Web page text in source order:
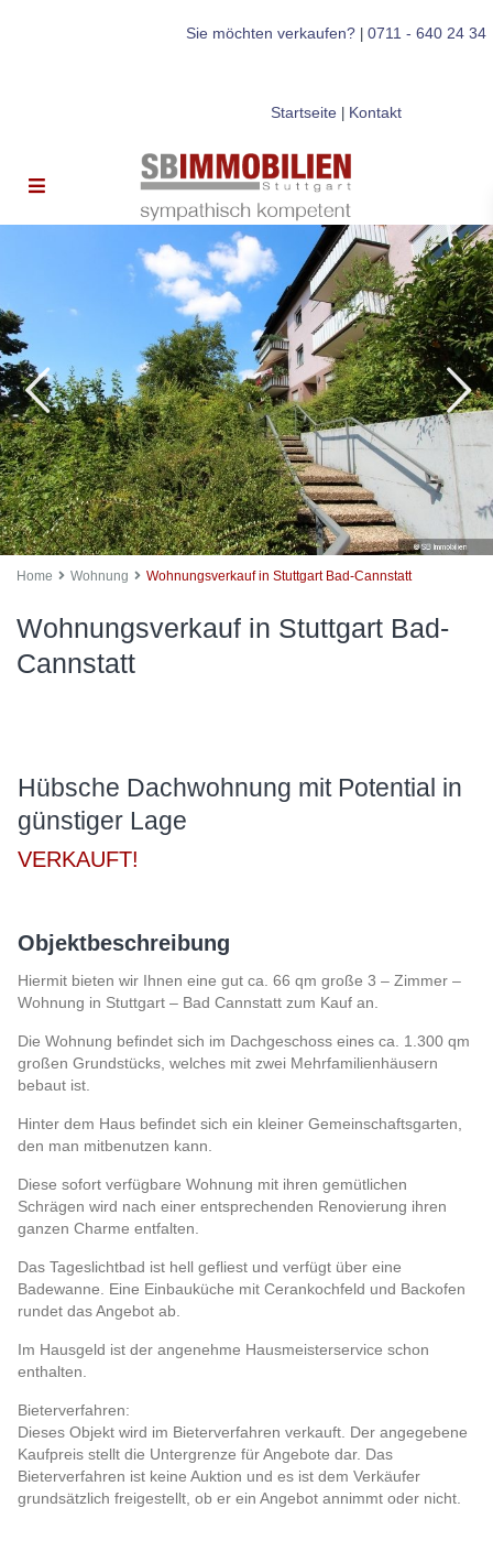
Sie möchten verkaufen?| 0711 - 640 24 34
Startseite| Kontakt
Home Wohnung Wohnungsverkauf in Stuttgart Bad-Cannstatt
Wohnungsverkauf in Stuttgart Bad-
Cannstatt
Hübsche Dachwohnung mit Potential in
günstiger Lage
VERKAUFT!
Objektbeschreibung
Hiermit bieten wir Ihnen eine gut ca. 66 qm große 3 – Zimmer –
Wohnung in Stuttgart – Bad Cannstatt zum Kauf an.
Die Wohnung befindet sich im Dachgeschoss eines ca. 1.300 qm
großen Grundstücks, welches mit zwei Mehrfamilienhäusern
bebaut ist.
Hinter dem Haus befindet sich ein kleiner Gemeinschaftsgarten,
den man mitbenutzen kann.
Diese sofort verfügbare Wohnung mit ihren gemütlichen
Schrägen wird nach einer entsprechenden Renovierung ihren
ganzen Charme entfalten.
Das Tageslichtbad ist hell gefliest und verfügt über eine
Badewanne. Eine Einbauküche mit Cerankochfeld und Backofen
rundet das Angebot ab.
Im Hausgeld ist der angenehme Hausmeisterservice schon
enthalten.
Bieterverfahren:
Dieses Objekt wird im Bieterverfahren verkauft. Der angegebene
Kaufpreis stellt die Untergrenze für Angebote dar. Das
Bieterverfahren ist keine Auktion und es ist dem Verkäufer
grundsätzlich freigestellt, ob er ein Angebot annimmt oder nicht.